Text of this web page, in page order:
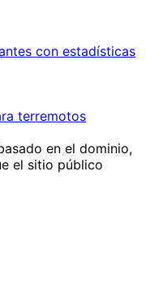
con estadísticas
terremotos
en el dominio,
el sitio público